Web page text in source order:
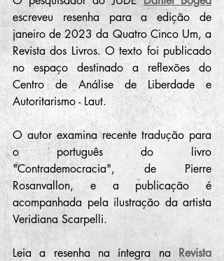
escreveu resenha para a edição de
janeiro de 2023 da Quatro Cinco Um, a
Revista dos Livros. O texto foi publicado
no espaço destinado a reflexões do
Centro de Análise de Liberdade e
Autoritarismo - Laut.
O autor examina recente tradução para
o português do livro
"Contrademocracia", de Pierre
Rosanvallon, e a publicação é
acompanhada pela ilustração da artista
Veridiana Scarpelli.
Leia a resenha na íntegra na Revista